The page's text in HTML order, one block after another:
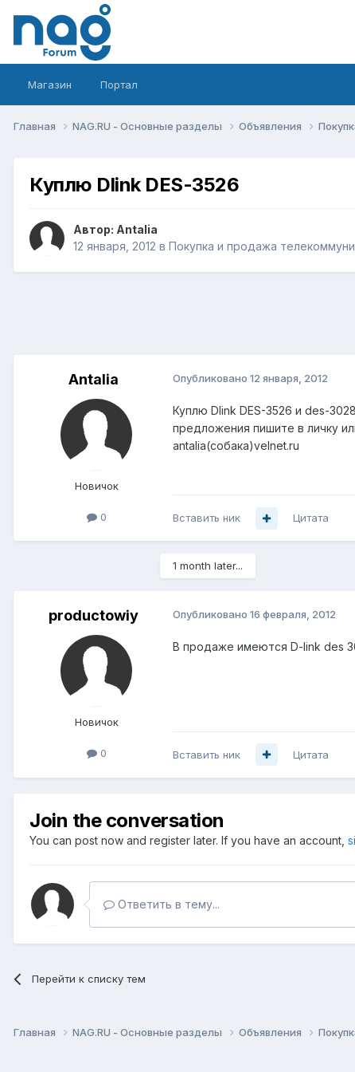
Магазин Портал
Главная NAG.RU - Основные разделы Объявления
Куплю Dlink DES-3526
Автор: Antalia
12 января, 2012 в Покупка и продажа
Antalia
Новичок
0
Опубликовано 12 января, 2012
Куплю Dlink DES-3526 и des-3028
предложения пишите в личку
antalia(собака)velnet.ru
Вставить ник Цитата
1 month later...
productowiy
Новичок
0
Опубликовано 16 февраля, 2012
В продаже имеются D-link des
Вставить ник Цитата
Join the conversation
You can post now and register later. If you have an account,
Ответить в тему...
Перейти к списку тем
Главная NAG.RU - Основные разделы Объявления